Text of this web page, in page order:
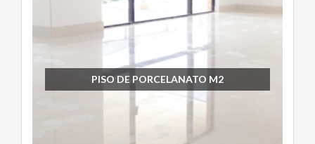
PISO DE PORCELANATO M2